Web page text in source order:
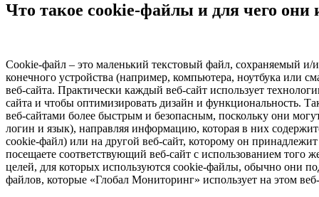
Что такое cookie-файлы и для чего они
Cookie-файл – это маленький текстовый файл, сохраняемый
конечного устройства (например, компьютера, ноутбука или
веб-сайта. Практически каждый веб-сайт использует
сайта и чтобы оптимизировать дизайн и функциональность.
веб-сайтами более быстрым и безопасным, поскольку они
логин и язык), направляя информацию, которая в них
cookie-файл) или на другой веб-сайт, которому он
посещаете соответствующий веб-сайт с использованием того
целей, для которых используются cookie-файлы, обычно они
файлов, которые «Глобал Мониторинг» использует на этом